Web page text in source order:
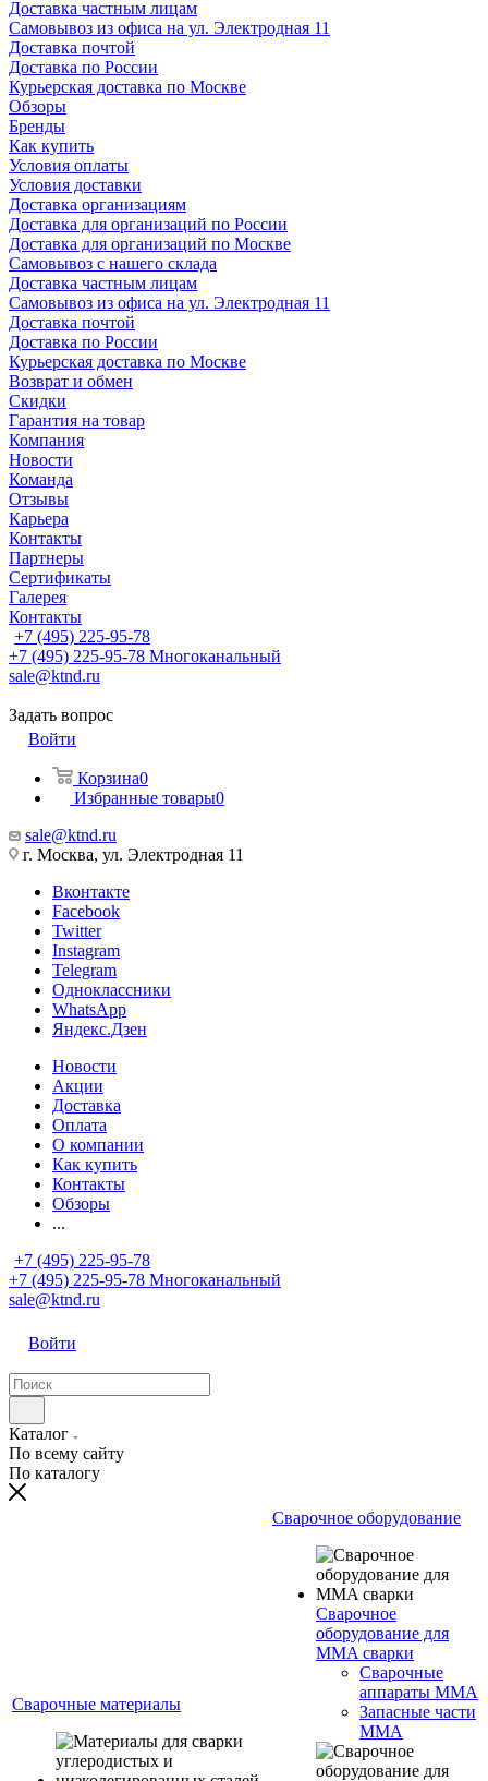
Доставка частным лицам
Самовывоз из офиса на ул. Электродная 11
Доставка почтой
Доставка по России
Курьерская доставка по Москве
Обзоры
Бренды
Как купить
Условия оплаты
Условия доставки
Доставка организациям
Доставка для организаций по России
Доставка для организаций по Москве
Самовывоз с нашего склада
Доставка частным лицам
Самовывоз из офиса на ул. Электродная 11
Доставка почтой
Доставка по России
Курьерская доставка по Москве
Возврат и обмен
Скидки
Гарантия на товар
Компания
Новости
Команда
Отзывы
Карьера
Контакты
Партнеры
Сертификаты
Галерея
Контакты
+7 (495) 225-95-78
+7 (495) 225-95-78 Многоканальный
sale@ktnd.ru
Задать вопрос
Войти
Корзина0
Избранные товары0
sale@ktnd.ru
г. Москва, ул. Электродная 11
Вконтакте
Facebook
Twitter
Instagram
Telegram
Одноклассники
WhatsApp
Яндекс.Дзен
Новости
Акции
Доставка
Оплата
О компании
Как купить
Контакты
Обзоры
...
+7 (495) 225-95-78
+7 (495) 225-95-78 Многоканальный
sale@ktnd.ru
Войти
Каталог
По всему сайту
По каталогу
Сварочные материалы
Сварочное оборудование
Сварочное
оборудование для
MMA сварки
Сварочные
аппараты MMA
Запасные части
MMA